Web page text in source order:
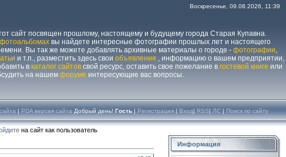
сайт посвящен прошлому, настоящему и будущему города Старая Купавна.
фотоальбомах вы найдете интересные фотографии прошлых лет и настоящего
Вы так же можете добавлять архивные материалы о городе - фотографии,
и т.п., разместить здесь свои объявления , информацию о вашем предприятии,
в каталог сайтов свой ресурс, оставить свое пожелание в гостевой книге или
на нашем форуме интересующие вас вопросы.
Воскресенье, 09.08.2026, 11:39
| PDA версия сайта Добрый день! Гость | Регистрация | Вход| RSS| ЛС | Поиск по сайту
на сайт как пользователь
Информация